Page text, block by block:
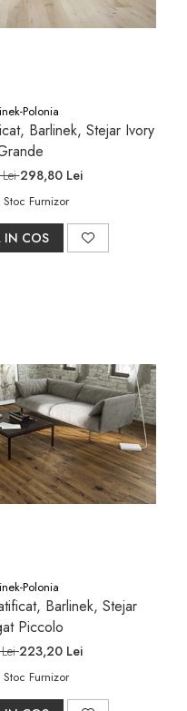
Polonia
Barlinek, Stejar Ivory
298,80 Lei
Stoc Furnizor
IN COS
Polonia
Barlinek, Stejar
Piccolo
223,20 Lei
Stoc Furnizor